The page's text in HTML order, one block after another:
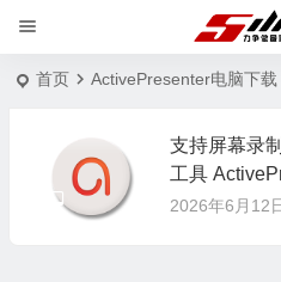
首页 ActivePresenter电脑下载
支持屏幕录
工具
2026年6月12